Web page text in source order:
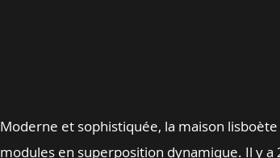
Moderne et sophistiquée, la maison
modules en superposition dynamique. Il y a